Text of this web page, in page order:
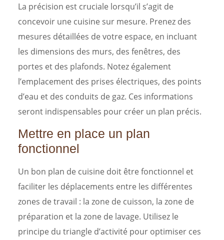
La précision est cruciale lorsqu’il s’agit de
concevoir une cuisine sur mesure. Prenez des
mesures détaillées de votre espace, en incluant
les dimensions des murs, des fenêtres, des
portes et des plafonds. Notez également
l’emplacement des prises électriques, des points
d’eau et des conduits de gaz. Ces informations
seront indispensables pour créer un plan précis.
Mettre en place un plan
fonctionnel
Un bon plan de cuisine doit être fonctionnel et
faciliter les déplacements entre les différentes
zones de travail : la zone de cuisson, la zone de
préparation et la zone de lavage. Utilisez le
principe du triangle d’activité pour optimiser ces